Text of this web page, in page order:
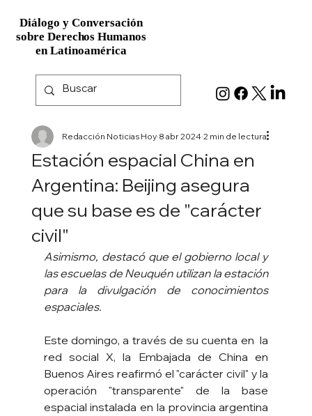
Diálogo y Conversación
sobre Derechos Humanos
en Latinoamérica
Diálogo y Conversación
sobre Derechos Humanos
en Latinoamérica
Estación espacial China en
Argentina: Beijing asegura
que su base es de "carácter
civil"
Redacción Noticias Hoy 8 abr 2024 2 min de lectura
Asimismo, destacó que el gobierno local y
las escuelas de Neuquén utilizan la estación
para la divulgación de conocimientos
espaciales.
Este domingo, a través de su cuenta en  la
red social X, la Embajada de China en
Buenos Aires reafirmó el "carácter civil" y la
operación "transparente" de la base
espacial instalada en la provincia argentina